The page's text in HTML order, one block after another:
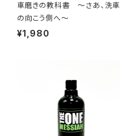
車磨きの教科書 ～さあ、洗車
の向こう側へ～
¥1,980